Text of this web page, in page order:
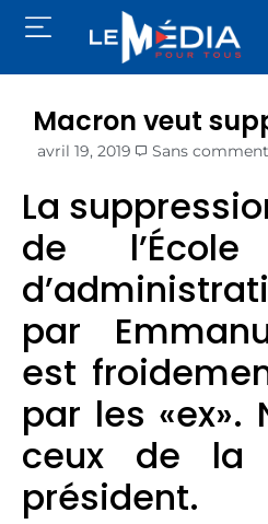
Macron veut
avril 19, 2019 Sans
La
de l’École
par
est
par les «ex».
ceux de la
président.